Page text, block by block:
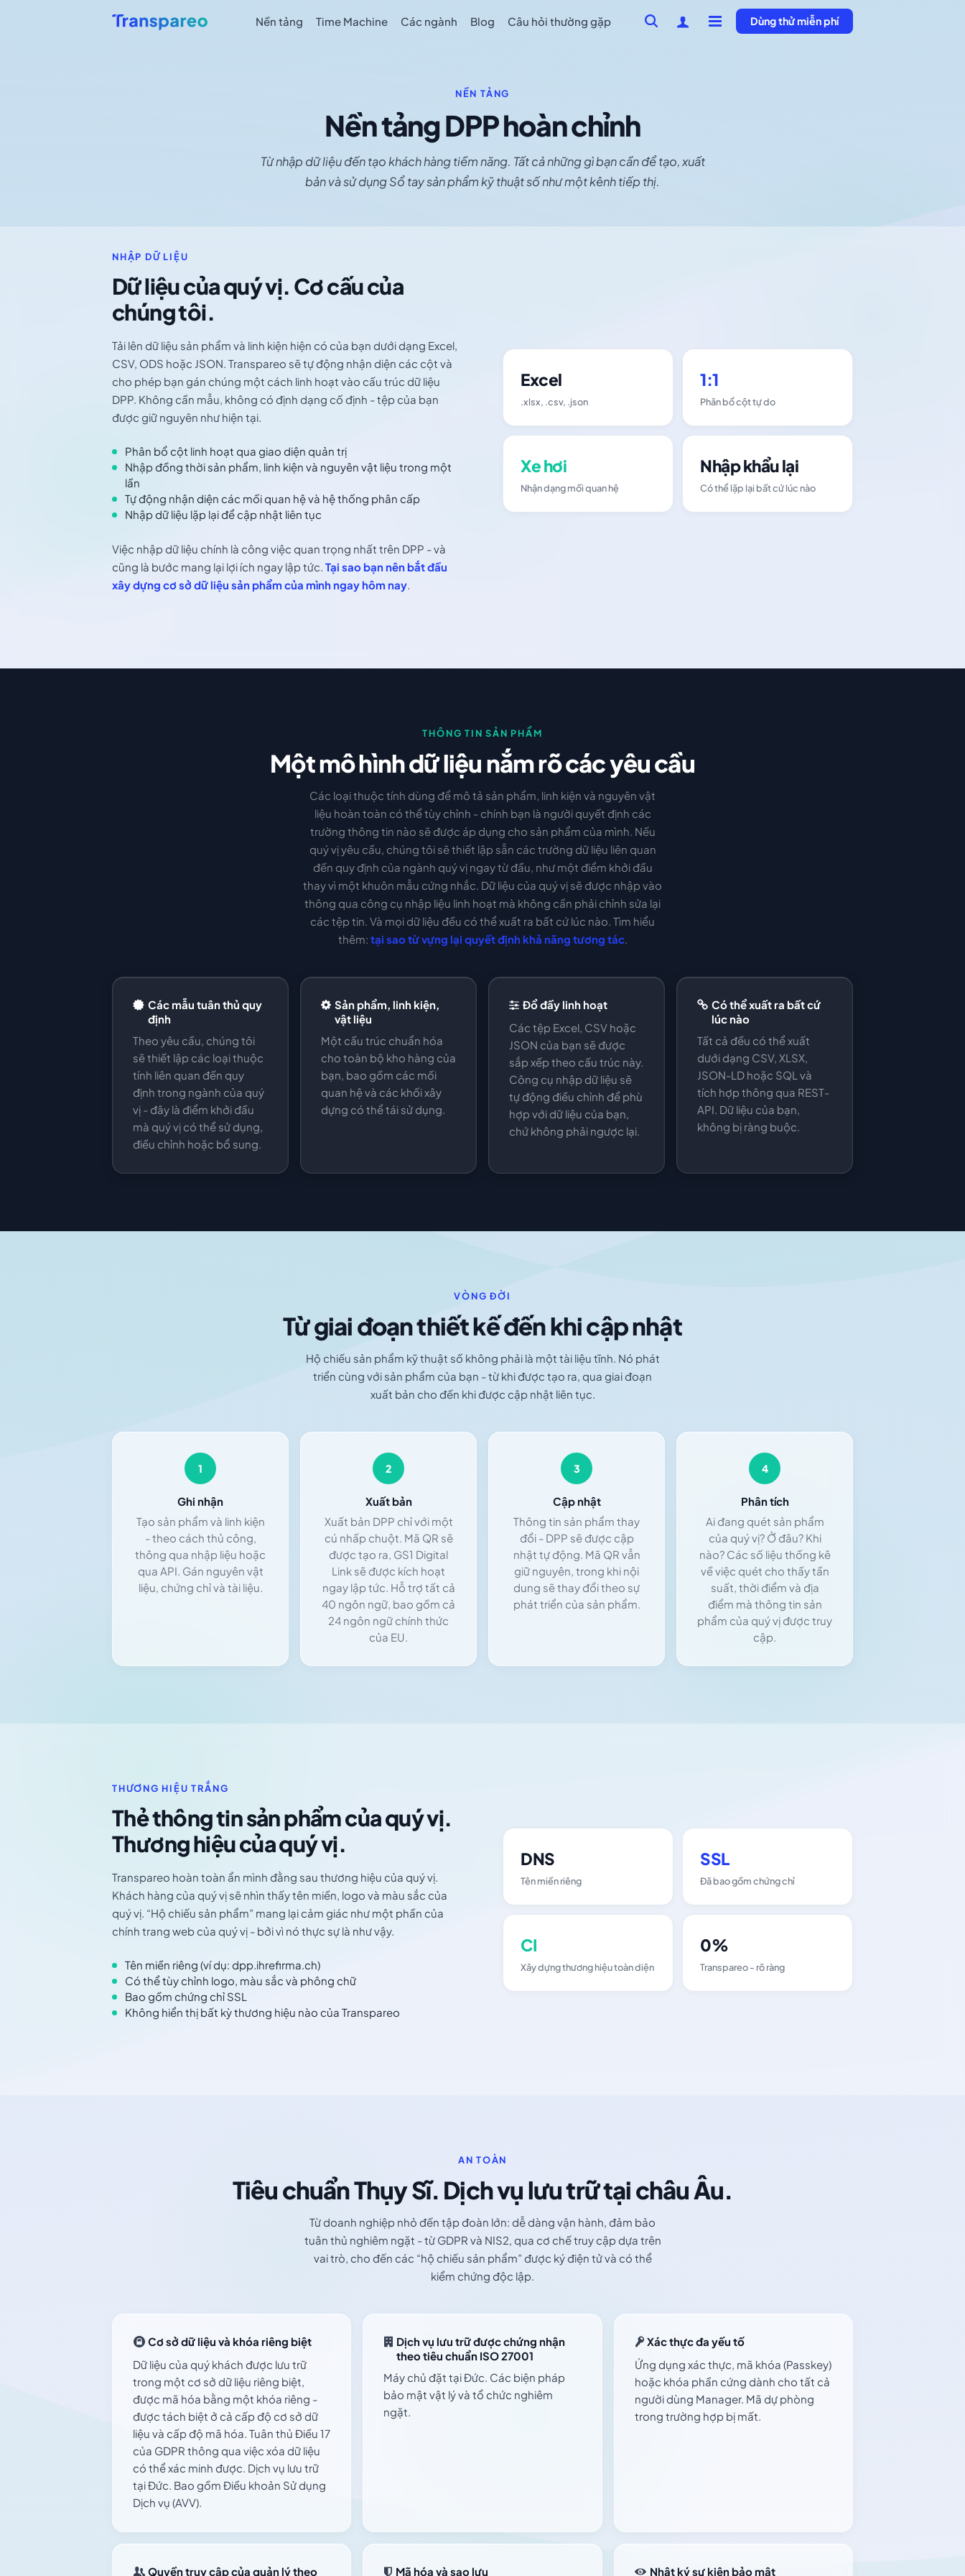
Nền tảng Time Machine Các ngành Blog Câu hỏi thường gặp Dùng thử miễn phí
NỀN TẢNG
Nền tảng DPP hoàn chỉnh
Từ nhập dữ liệu đến tạo khách hàng tiềm năng. Tất cả những gì bạn cần để tạo, xuất
bản và sử dụng Sổ tay sản phẩm kỹ thuật số như một kênh tiếp thị.
NHẬP DỮ LIỆU
Dữ liệu của quý vị. Cơ cấu của
chúng tôi.
Tải lên dữ liệu sản phẩm và linh kiện hiện có của bạn dưới dạng Excel,
CSV, ODS hoặc JSON. Transpareo sẽ tự động nhận diện các cột và
cho phép bạn gán chúng một cách linh hoạt vào cấu trúc dữ liệu
DPP. Không cần mẫu, không có định dạng cố định - tệp của bạn
được giữ nguyên như hiện tại.
Phân bổ cột linh hoạt qua giao diện quản trị
Nhập đồng thời sản phẩm, linh kiện và nguyên vật liệu trong một
lần
Tự động nhận diện các mối quan hệ và hệ thống phân cấp
Nhập dữ liệu lặp lại để cập nhật liên tục
Việc nhập dữ liệu chính là công việc quan trọng nhất trên DPP - và
cũng là bước mang lại lợi ích ngay lập tức. Tại sao bạn nên bắt đầu
xây dựng cơ sở dữ liệu sản phẩm của mình ngay hôm nay.
Excel
.xlsx, .csv, .json
1:1
Phân bổ cột tự do
Xe hơi
Nhận dạng mối quan hệ
Nhập khẩu lại
Có thể lặp lại bất cứ lúc nào
THÔNG TIN SẢN PHẨM
Một mô hình dữ liệu nắm rõ các yêu cầu
Các loại thuộc tính dùng để mô tả sản phẩm, linh kiện và nguyên vật
liệu hoàn toàn có thể tùy chỉnh - chính bạn là người quyết định các
trường thông tin nào sẽ được áp dụng cho sản phẩm của mình. Nếu
quý vị yêu cầu, chúng tôi sẽ thiết lập sẵn các trường dữ liệu liên quan
đến quy định của ngành quý vị ngay từ đầu, như một điểm khởi đầu
thay vì một khuôn mẫu cứng nhắc. Dữ liệu của quý vị sẽ được nhập vào
thông qua công cụ nhập liệu linh hoạt mà không cần phải chỉnh sửa lại
các tệp tin. Và mọi dữ liệu đều có thể xuất ra bất cứ lúc nào. Tìm hiểu
thêm: tại sao từ vựng lại quyết định khả năng tương tác.
Các mẫu tuân thủ quy
định
Theo yêu cầu, chúng tôi
sẽ thiết lập các loại thuộc
tính liên quan đến quy
định trong ngành của quý
vị - đây là điểm khởi đầu
mà quý vị có thể sử dụng,
điều chỉnh hoặc bổ sung.
Sản phẩm, linh kiện,
vật liệu
Một cấu trúc chuẩn hóa
cho toàn bộ kho hàng của
bạn, bao gồm các mối
quan hệ và các khối xây
dựng có thể tái sử dụng.
Đổ đầy linh hoạt
Các tệp Excel, CSV hoặc
JSON của bạn sẽ được
sắp xếp theo cấu trúc này.
Công cụ nhập dữ liệu sẽ
tự động điều chỉnh để phù
hợp với dữ liệu của bạn,
chứ không phải ngược lại.
Có thể xuất ra bất cứ
lúc nào
Tất cả đều có thể xuất
dưới dạng CSV, XLSX,
JSON-LD hoặc SQL và
tích hợp thông qua REST-
API. Dữ liệu của bạn,
không bị ràng buộc.
VÒNG ĐỜI
Từ giai đoạn thiết kế đến khi cập nhật
Hộ chiếu sản phẩm kỹ thuật số không phải là một tài liệu tĩnh. Nó phát
triển cùng với sản phẩm của bạn - từ khi được tạo ra, qua giai đoạn
xuất bản cho đến khi được cập nhật liên tục.
1
Ghi nhận
Tạo sản phẩm và linh kiện
- theo cách thủ công,
thông qua nhập liệu hoặc
qua API. Gán nguyên vật
liệu, chứng chỉ và tài liệu.
2
Xuất bản
Xuất bản DPP chỉ với một
cú nhấp chuột. Mã QR sẽ
được tạo ra, GS1 Digital
Link sẽ được kích hoạt
ngay lập tức. Hỗ trợ tất cả
40 ngôn ngữ, bao gồm cả
24 ngôn ngữ chính thức
của EU.
3
Cập nhật
Thông tin sản phẩm thay
đổi - DPP sẽ được cập
nhật tự động. Mã QR vẫn
giữ nguyên, trong khi nội
dung sẽ thay đổi theo sự
phát triển của sản phẩm.
4
Phân tích
Ai đang quét sản phẩm
của quý vị? Ở đâu? Khi
nào? Các số liệu thống kê
về việc quét cho thấy tần
suất, thời điểm và địa
điểm mà thông tin sản
phẩm của quý vị được truy
cập.
THƯƠNG HIỆU TRẮNG
Thẻ thông tin sản phẩm của quý vị.
Thương hiệu của quý vị.
Transpareo hoàn toàn ẩn mình đằng sau thương hiệu của quý vị.
Khách hàng của quý vị sẽ nhìn thấy tên miền, logo và màu sắc của
quý vị. “Hộ chiếu sản phẩm” mang lại cảm giác như một phần của
chính trang web của quý vị - bởi vì nó thực sự là như vậy.
Tên miền riêng (ví dụ: dpp.ihrefirma.ch)
Có thể tùy chỉnh logo, màu sắc và phông chữ
Bao gồm chứng chỉ SSL
Không hiển thị bất kỳ thương hiệu nào của Transpareo
DNS
Tên miền riêng
SSL
Đã bao gồm chứng chỉ
CI
Xây dựng thương hiệu toàn diện
0%
Transpareo - rõ ràng
AN TOÀN
Tiêu chuẩn Thụy Sĩ. Dịch vụ lưu trữ tại châu Âu.
Từ doanh nghiệp nhỏ đến tập đoàn lớn: dễ dàng vận hành, đảm bảo
tuân thủ nghiêm ngặt - từ GDPR và NIS2, qua cơ chế truy cập dựa trên
vai trò, cho đến các “hộ chiếu sản phẩm” được ký điện tử và có thể
kiểm chứng độc lập.
Cơ sở dữ liệu và khóa riêng biệt
Dữ liệu của quý khách được lưu trữ
trong một cơ sở dữ liệu riêng biệt,
được mã hóa bằng một khóa riêng -
được tách biệt ở cả cấp độ cơ sở dữ
liệu và cấp độ mã hóa. Tuân thủ Điều 17
của GDPR thông qua việc xóa dữ liệu
có thể xác minh được. Dịch vụ lưu trữ
tại Đức. Bao gồm Điều khoản Sử dụng
Dịch vụ (AVV).
Dịch vụ lưu trữ được chứng nhận
theo tiêu chuẩn ISO 27001
Máy chủ đặt tại Đức. Các biện pháp
bảo mật vật lý và tổ chức nghiêm
ngặt.
Xác thực đa yếu tố
Ứng dụng xác thực, mã khóa (Passkey)
hoặc khóa phần cứng dành cho tất cả
người dùng Manager. Mã dự phòng
trong trường hợp bị mất.
Quyền truy cập của quản lý theo Mã hóa và sao lưu Nhật ký sự kiện bảo mật